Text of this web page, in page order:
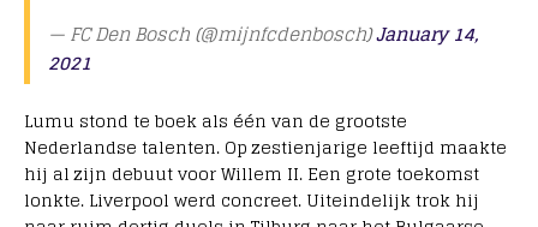
— FC Den Bosch (@mijnfcdenbosch)January 14,
2021
Lumu stond te boek als één van de grootste
Nederlandse talenten. Op zestienjarige leeftijd maakte
hij al zijn debuut voor Willem II. Een grote toekomst
lonkte. Liverpool werd concreet. Uiteindelijk trok hij